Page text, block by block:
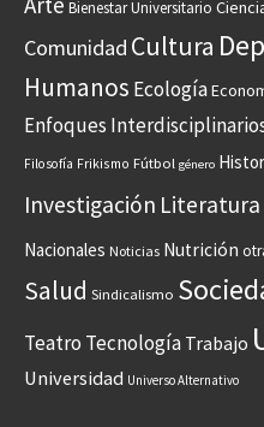
Bienestar Universitario
Comunidad Cultura
Humanos Ecología
Enfoques
Filosofía Frikismo Fútbol género
Investigación Literatura
Nacionales Noticias Nutrición
Salud Sindicalismo
Teatro Tecnología Trabajo
Universidad Universo Alternativo